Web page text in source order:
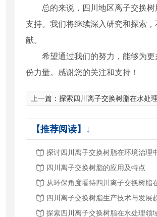
成都活性炭脱硫剂厂家
总的来说，四川地区离子交换
支持。我们将继续深入研究和探索
献。
希望通过我们的努力，能够为
份力量。感谢您的关注和支持！
上一篇： 探索四川离子交换树脂在水处
【推荐阅读】↓
探讨四川离子交换树脂在环境治理
四川离子交换树脂的应用及特点
四川离子交换树脂生产技术与发展
探索四川离子交换树脂在水处理领